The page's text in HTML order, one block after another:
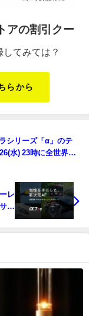
アの割引クー
してみては？
らから
シリーズ「α」のテ
水) 23時に全世界同
レ
イ